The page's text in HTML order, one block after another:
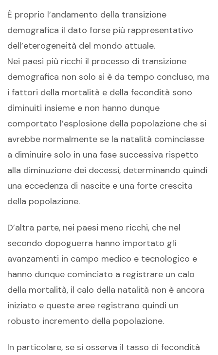
È proprio l’andamento della transizione
demografica il dato forse più rappresentativo
dell’eterogeneità del mondo attuale.
Nei paesi più ricchi il processo di transizione
demografica non solo si è da tempo concluso, ma
i fattori della mortalità e della fecondità sono
diminuiti insieme e non hanno dunque
comportato l’esplosione della popolazione che si
avrebbe normalmente se la natalità cominciasse
a diminuire solo in una fase successiva rispetto
alla diminuzione dei decessi, determinando quindi
una eccedenza di nascite e una forte crescita
della popolazione.
D’altra parte, nei paesi meno ricchi, che nel
secondo dopoguerra hanno importato gli
avanzamenti in campo medico e tecnologico e
hanno dunque cominciato a registrare un calo
della mortalità, il calo della natalità non è ancora
iniziato e queste aree registrano quindi un
robusto incremento della popolazione.
In particolare, se si osserva il tasso di fecondità